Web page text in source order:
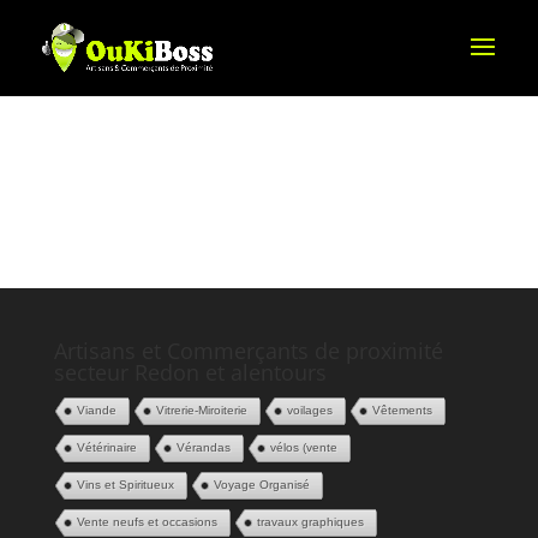
Viande Vitrerie-Miroiterie voilages Vêtements
Vétérinaire Vérandas vélos (vente
Vins et Spiritueux Voyage Organisé
Vente neufs et occasions travaux graphiques